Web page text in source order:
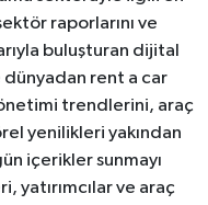
raporlarını ve
buluşturan dijital
dünyadan rent a car
trendlerini, araç
yenilikleri yakından
içerikler sunmayı
yatırımcılar ve araç